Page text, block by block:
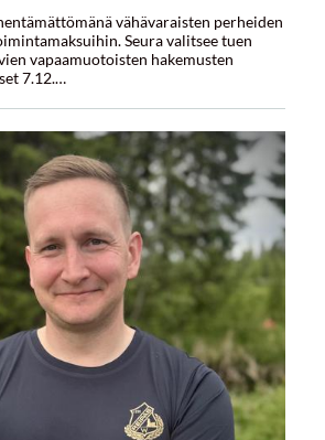
vähävaraisten perheiden
Seura valitsee tuen
vapaamuotoisten hakemusten
7.12.…